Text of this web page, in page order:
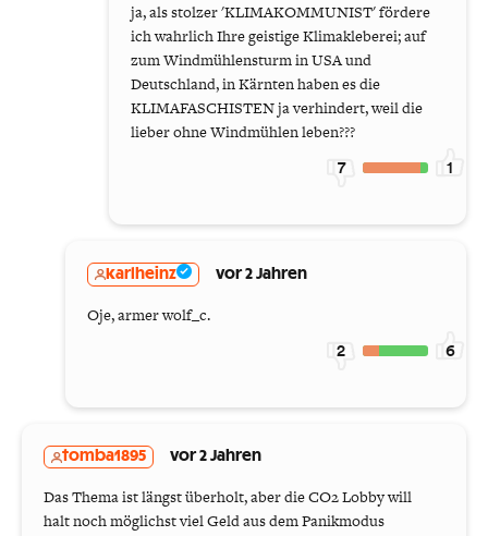
ja, als stolzer 'KLIMAKOMMUNIST' fördere
ich wahrlich Ihre geistige Klimakleberei; auf
zum Windmühlensturm in USA und
Deutschland, in Kärnten haben es die
KLIMAFASCHISTEN ja verhindert, weil die
lieber ohne Windmühlen leben???
7 1
karlheinz vor 2 Jahren
Oje, armer wolf_c.
2 6
tomba1895 vor 2 Jahren
Das Thema ist längst überholt, aber die CO2 Lobby will
halt noch möglichst viel Geld aus dem Panikmodus